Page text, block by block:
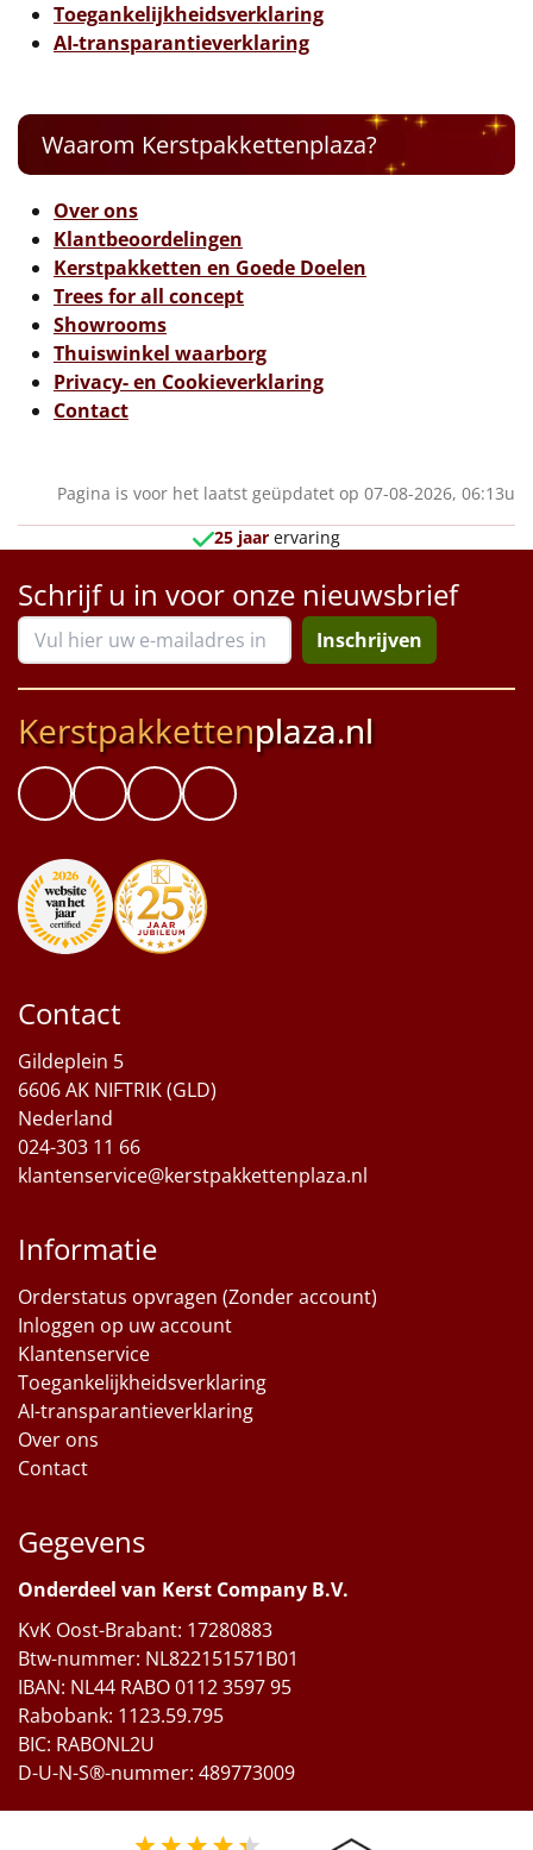
Hitster NIEUW
Tas
Wake up light
Borrelplank
Warmtekussen
Slowcooker POPULAIR
Deken (fleece plaid)
Alle artikelen
Overige
Ideeën
Doe het zelf
Sinterklaaspakketten
Particulier
Kerstgeschenken 2026
Cadeaubon
Per stuk
Alle overige
Toegankelijkheidsverklaring
AI-transparantieverklaring
Waarom Kerstpakkettenplaza?
Over ons
Klantbeoordelingen
Kerstpakketten en Goede Doelen
Trees for all concept
Showrooms
Thuiswinkel waarborg
Privacy- en Cookieverklaring
Contact
Pagina is voor het laatst geüpdatet op 07-08-2026, 06:13u
25 jaar ervaring
Schrijf u in voor onze nieuwsbrief
Inschrijven
Kerstpakkettenplaza.nl
Contact
Gildeplein 5
6606 AK NIFTRIK (GLD)
Nederland
024-303 11 66
klantenservice@kerstpakkettenplaza.nl
Informatie
Orderstatus opvragen (Zonder account)
Inloggen op uw account
Klantenservice
Toegankelijkheidsverklaring
AI-transparantieverklaring
Over ons
Contact
Gegevens
Onderdeel van Kerst Company B.V.
KvK Oost-Brabant: 17280883
Btw-nummer: NL822151571B01
IBAN: NL44 RABO 0112 3597 95
Rabobank: 1123.59.795
BIC: RABONL2U
D-U-N-S®-nummer: 489773009